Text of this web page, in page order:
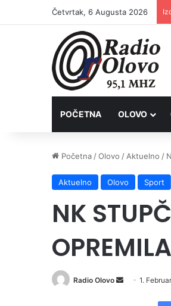
Četvrtak, 6 Augusta 2026
POČETNA OLOVO
Početna /Olovo / Aktuelno /
Aktuelno Olovo Sport
NK
Radio Olovo
Send1.